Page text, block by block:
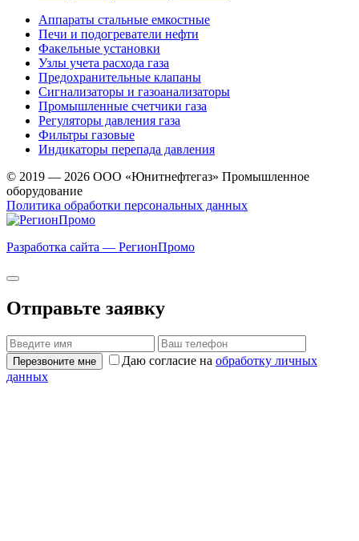
Аппараты стальные емкостные
Печи и подогреватели нефти
Факельные установки
Узлы учета расхода газа
Предохранительные клапаны
Сигнализаторы и газоанализаторы
Промышленные счетчики газа
Регуляторы давления газа
Фильтры газовые
Индикаторы перепада давления
© 2019 — 2026 ООО «Юнитнефтегаз» Промышленное
оборудование
Политика обработки персональных данных
Разработка сайта — РегионПромо
Отправьте заявку
Перезвоните мне Даю согласие на обработку личных
данных